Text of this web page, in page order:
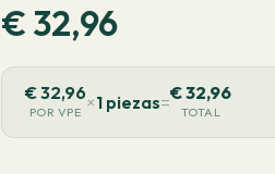
€ 32,96
€32,96
POR VPE ×1 piezas=€32,96
TOTAL